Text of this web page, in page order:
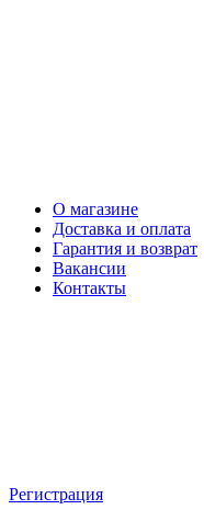
О магазине
Доставка и оплата
Гарантия и возврат
Вакансии
Контакты
Регистрация